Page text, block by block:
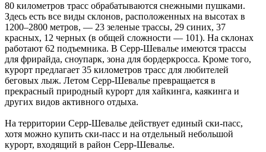
80 километров трасс обрабатываются снежными пушками.
Здесь есть все виды склонов, расположенных на высотах в
1200–2800 метров, — 23 зеленые трассы, 29 синих, 37
красных, 12 черных (в общей сложности — 101). На склонах
работают 62 подъемника. В Серр-Шевалье имеются трассы
для фрирайда, сноупарк, зона для бордеркросса. Кроме того,
курорт предлагает 35 километров трасс для любителей
беговых лыж. Летом Серр-Шевалье превращается в
прекрасный природный курорт для хайкинга, каякинга и
других видов активного отдыха.
На территории Серр-Шевалье действует единый ски-пасс,
хотя можно купить ски-пасс и на отдельный небольшой
курорт, входящий в район Серр-Шевалье.